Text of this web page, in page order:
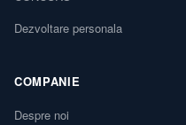
Dezvoltare personala
COMPANIE
Despre noi